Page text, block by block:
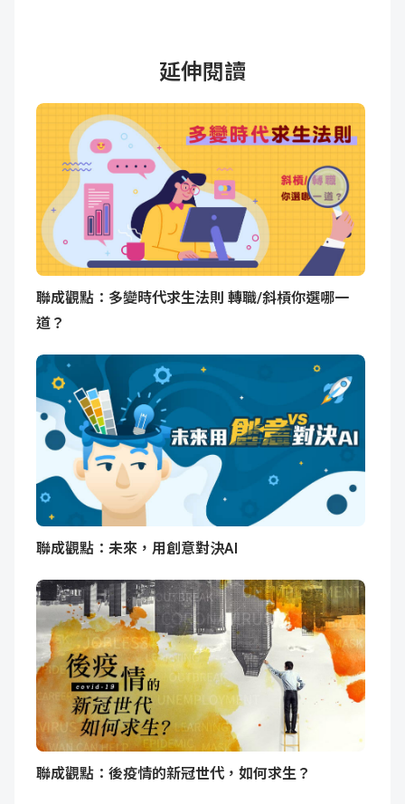
延伸閱讀
聯成觀點：多變時代求生法則 轉職/斜槓你選哪一
道？
聯成觀點：未來，用創意對決AI
聯成觀點：後疫情的新冠世代，如何求生？